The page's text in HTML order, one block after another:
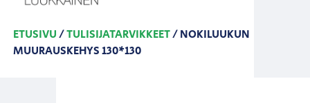
ETUSIVU/TULISIJATARVIKKEET/ NOKILUUKUN
MUURAUSKEHYS 130*130